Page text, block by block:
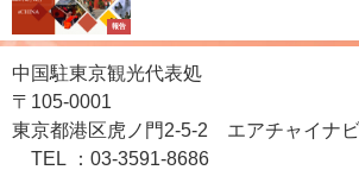
報告
中国駐東京観光代表処
〒105-0001
東京都港区虎ノ門2-5-2 エアチャイナ
TEL ：03-3591-8686